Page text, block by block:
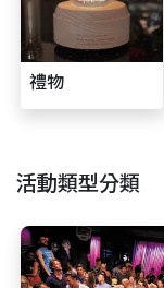
禮物
活動類型分類